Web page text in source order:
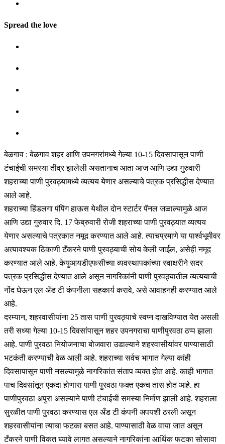
Spread the love
बेळगाव : बेळगाव शहर आणि उपनगरांमध्ये गेल्या 10-15 दिवसापासून पाणी
टंचाईची समस्या तीव्र झालेली असतानाच आता आज आणि उद्या गुरुवारी
शहराच्या पाणी पुरवठ्यामध्ये व्यत्यय येणार असल्याचे पत्रक प्रसिद्धीस देण्यात
आले आहे.
शहराच्या हिंडलगा पंपिंग हाऊस येथील दोन स्टार्टर पॅनल जळाल्यामुळे आज
आणि उद्या गुरुवार दि. 17 फेब्रुवारी रोजी शहराच्या पाणी पुरवठ्यात व्यत्यय
येणार असल्याचे पत्रकात नमूद करण्यात आले आहे. त्याचप्रमाणे या पार्श्वभूमीवर
अत्यावश्यक ठिकाणी टँकरने पाणी पुरवठ्याची सोय केली जाईल, असेही नमूद
करण्यात आले आहे. केयुआयडीएफसीच्या व्यवस्थापकांच्या स्वाक्षरीने सदर
पत्रक प्रसिद्धीस देण्यात आले असून नागरिकांनी पाणी पुरवठ्यातील व्यत्ययाची
नोंद घेऊन एल अँड टी कंपनीला सहकार्य करावे, असे आवाहनही करण्यात आले
आहे.
दरम्यान, शहरवासीयांना 25 तास पाणी पुरवठ्याचे स्वप्न दाखविण्यात येत असली
तरी सध्या गेल्या 10-15 दिवसांपासून शहर उपनगराचा पाणीपुरवठा ठप्प झाला
आहे. पाणी पुरवठा नियोजनाचा बोजवारा उडाल्याने शहरवासीयांवर पाण्यासाठी
भटकंती करण्याची वेळ आली आहे. शहराच्या सर्वच भागात गेल्या कांही
दिवसापासून पाणी नसल्यामुळे नागरिकांत संताप व्यक्त होत आहे. काही भागात
पाच दिवसांतून एकदा होणारा पाणी पुरवठा फक्त एकच तास होत आहे. हा
पाणीपुरवठा अपुरा असल्याने पाणी टंचाईची समस्या निर्माण झाली आहे. शहराला
सुरळीत पाणी पुरवठा करण्यास एल अँड टी कंपनी अपयशी ठरली असून
शहरवासीयांना त्याचा फटका बसत आहे. पाण्यासाठी वेळ वाया जात असून
टँकरने पाणी विकत घ्यावे लागत असल्याने नागरिकांना आर्थिक फटका सोसावा